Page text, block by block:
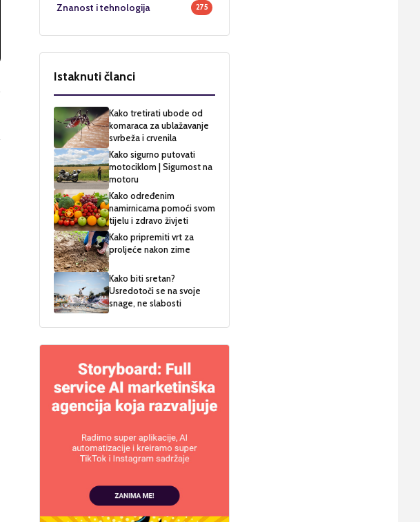
Znanost i tehnologija 275
Istaknuti članci
Kako tretirati ubode od
komaraca za ublažavanje
svrbeža i crvenila
Kako sigurno putovati
motociklom | Sigurnost na
motoru
Kako određenim
namirnicama pomoći svom
tijelu i zdravo živjeti
Kako pripremiti vrt za
proljeće nakon zime
Kako biti sretan?
Usredotoči se na svoje
snage, ne slabosti